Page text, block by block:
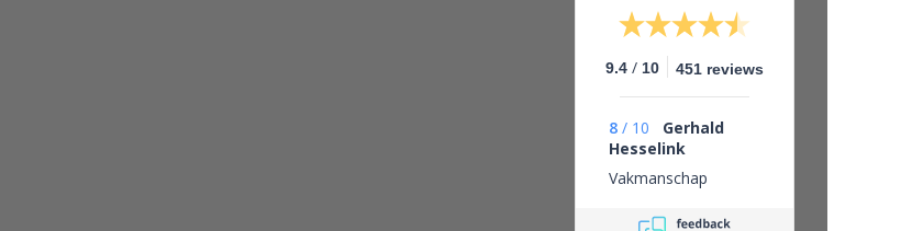
9.4 / 10 451 reviews
8 / 10
Gerhald
Hesselink
Vakmanschap